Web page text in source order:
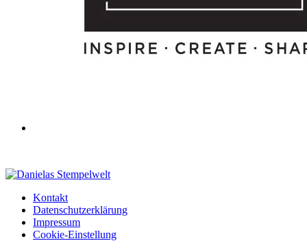
Kontakt
Datenschutzerklärung
Impressum
Cookie-Einstellung